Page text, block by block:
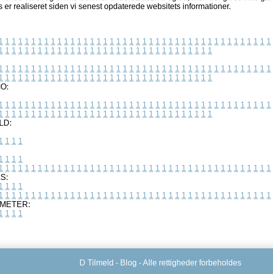
er realiseret siden vi senest opdaterede websitets informationer.
1 1 1 1 1 1 1 1 1 1 1 1 1 1 1 1 1 1 1 1 1 1 1 1 1 1 1 1 1 1 1 1 1 1 1 1 1 1 1 1 1
1 1 1 1 1 1 1 1 1 1 1 1 1 1 1 1 1 1 1 1 1 1 1 1 1 1 1 1 1 1 1 1
1 1 1 1 1 1 1 1 1 1 1 1 1 1 1 1 1 1 1 1 1 1 1 1 1 1 1 1 1 1 1 1 1 1 1 1 1 1 1 1 1
1 1 1 1 1 1 1 1 1 1 1 1 1 1 1 1 1 1 1 1 1 1 1 1 1 1 1 1 1 1 1 1
1 1 1 1 1 1 1 1 1 1 1 1 1 1 1 1 1 1 1 1 1 1 1 1 1 1 1 1 1 1 1 1 1 1 1 1 1 1 1 1 1
1 1 1 1 1 1 1 1 1 1 1 1 1 1 1 1 1 1 1 1 1 1 1 1 1 1 1 1 1 1 1 1
1 1 1
1 1 1
1 1 1 1 1 1 1 1 1 1 1 1 1 1 1 1 1 1 1 1 1 1 1 1 1 1 1 1 1 1 1 1 1 1 1 1 1 1 1 1 1
1 1 1
1 1 1 1 1 1 1 1 1 1 1 1 1 1 1 1 1 1 1 1 1 1 1 1 1 1 1 1 1 1 1 1 1 1 1 1 1 1 1 1 1
1 1 1
D Tilmeld - Blog - Alle rettigheder forbeholdes